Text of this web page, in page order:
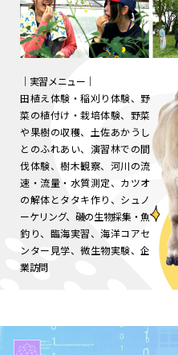
｜実習メニュー｜
田植え体験・稲刈り体験、野
菜の植付け・栽培体験、野菜
や果樹の収穫、土佐あかうし
とのふれあい、演習林での間
伐体験、樹木観察、河川の流
速・流量・水質測定、カツオ
の解体とタタキ作り、シュノ
ーケリング、磯の生物採集・魚
釣り、臨海実習、海洋コアセ
ンター見学、微生物実験、企
業訪問